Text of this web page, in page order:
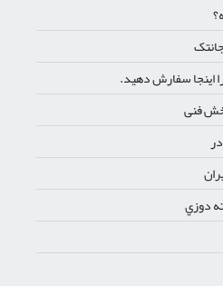
اینجا سفارش دهید.
فنی
دوزي